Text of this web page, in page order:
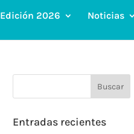
Edición 2026 Noticias
Entradas recientes